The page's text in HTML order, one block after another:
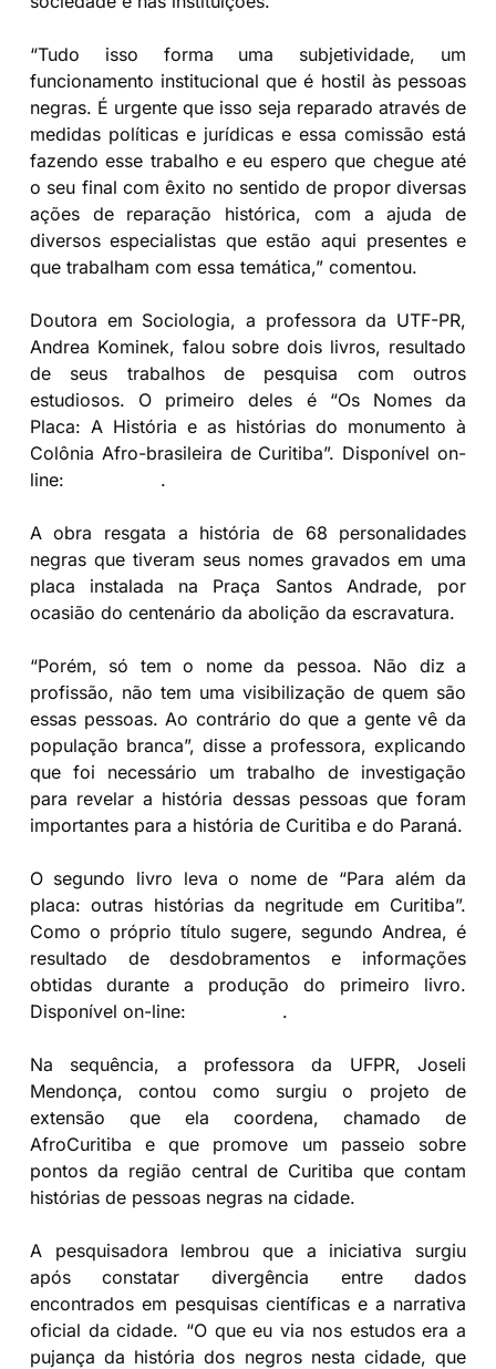
“Tudo isso forma uma subjetividade, um
funcionamento institucional que é hostil às pessoas
negras. É urgente que isso seja reparado através de
medidas políticas e jurídicas e essa comissão está
fazendo esse trabalho e eu espero que chegue até
o seu final com êxito no sentido de propor diversas
ações de reparação histórica, com a ajuda de
diversos especialistas que estão aqui presentes e
que trabalham com essa temática,” comentou.
Doutora em Sociologia, a professora da UTF-PR,
Andrea Kominek, falou sobre dois livros, resultado
de seus trabalhos de pesquisa com outros
estudiosos. O primeiro deles é “Os Nomes da
Placa: A História e as histórias do monumento à
Colônia Afro-brasileira de Curitiba”. Disponível on-
line:
.
A obra resgata a história de 68 personalidades
negras que tiveram seus nomes gravados em uma
placa instalada na Praça Santos Andrade, por
ocasião do centenário da abolição da escravatura.
“Porém, só tem o nome da pessoa. Não diz a
profissão, não tem uma visibilização de quem são
essas pessoas. Ao contrário do que a gente vê da
população branca”, disse a professora, explicando
que foi necessário um trabalho de investigação
para revelar a história dessas pessoas que foram
importantes para a história de Curitiba e do Paraná.
O segundo livro leva o nome de “Para além da
placa: outras histórias da negritude em Curitiba”.
Como o próprio título sugere, segundo Andrea, é
resultado de desdobramentos e informações
obtidas durante a produção do primeiro livro.
Disponível on-line:
.
Na sequência, a professora da UFPR, Joseli
Mendonça, contou como surgiu o projeto de
extensão que ela coordena, chamado de
AfroCuritiba e que promove um passeio sobre
pontos da região central de Curitiba que contam
histórias de pessoas negras na cidade.
A pesquisadora lembrou que a iniciativa surgiu
após constatar divergência entre dados
encontrados em pesquisas científicas e a narrativa
oficial da cidade. “O que eu via nos estudos era a
pujança da história dos negros nesta cidade, que